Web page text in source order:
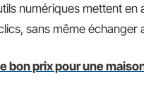
numériques mettent
sans même échanger
bon prix pour une